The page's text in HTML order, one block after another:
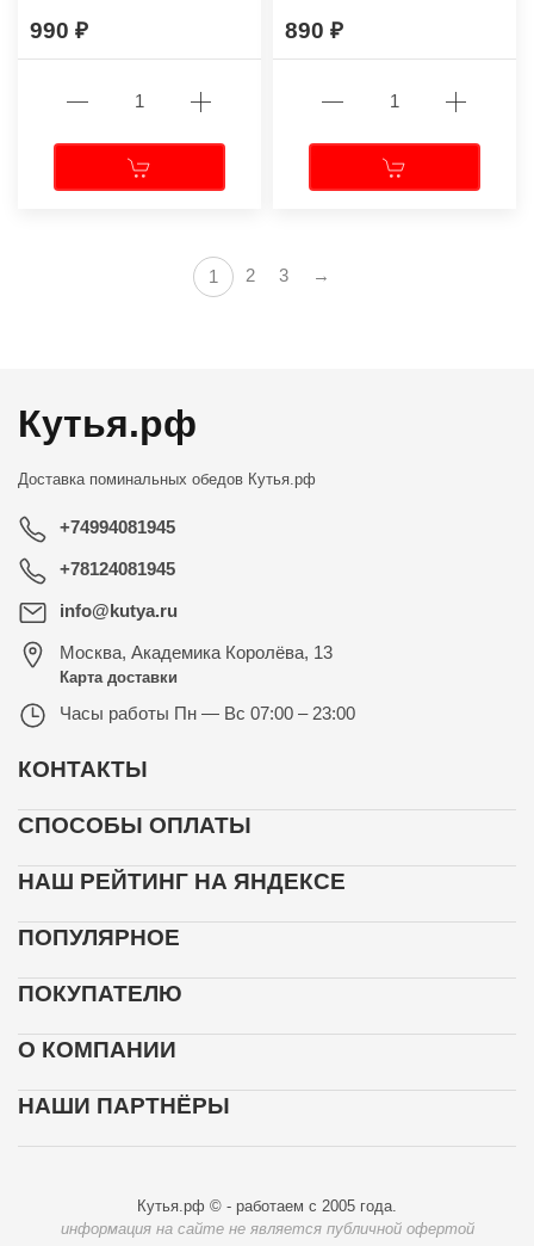
990 890
1 2 3 →
Кутья.рф
Доставка поминальных обедов Кутья.рф
+74994081945
+78124081945
info@kutya.ru
Москва, Академика Королёва, 13
Карта доставки
Часы работы Пн — Вс 07:00 – 23:00
КОНТАКТЫ
СПОСОБЫ ОПЛАТЫ
НАШ РЕЙТИНГ НА ЯНДЕКСЕ
ПОПУЛЯРНОЕ
ПОКУПАТЕЛЮ
О КОМПАНИИ
НАШИ ПАРТНЁРЫ
Кутья.рф © - работаем с 2005 года.
информация на сайте не является публичной офертой